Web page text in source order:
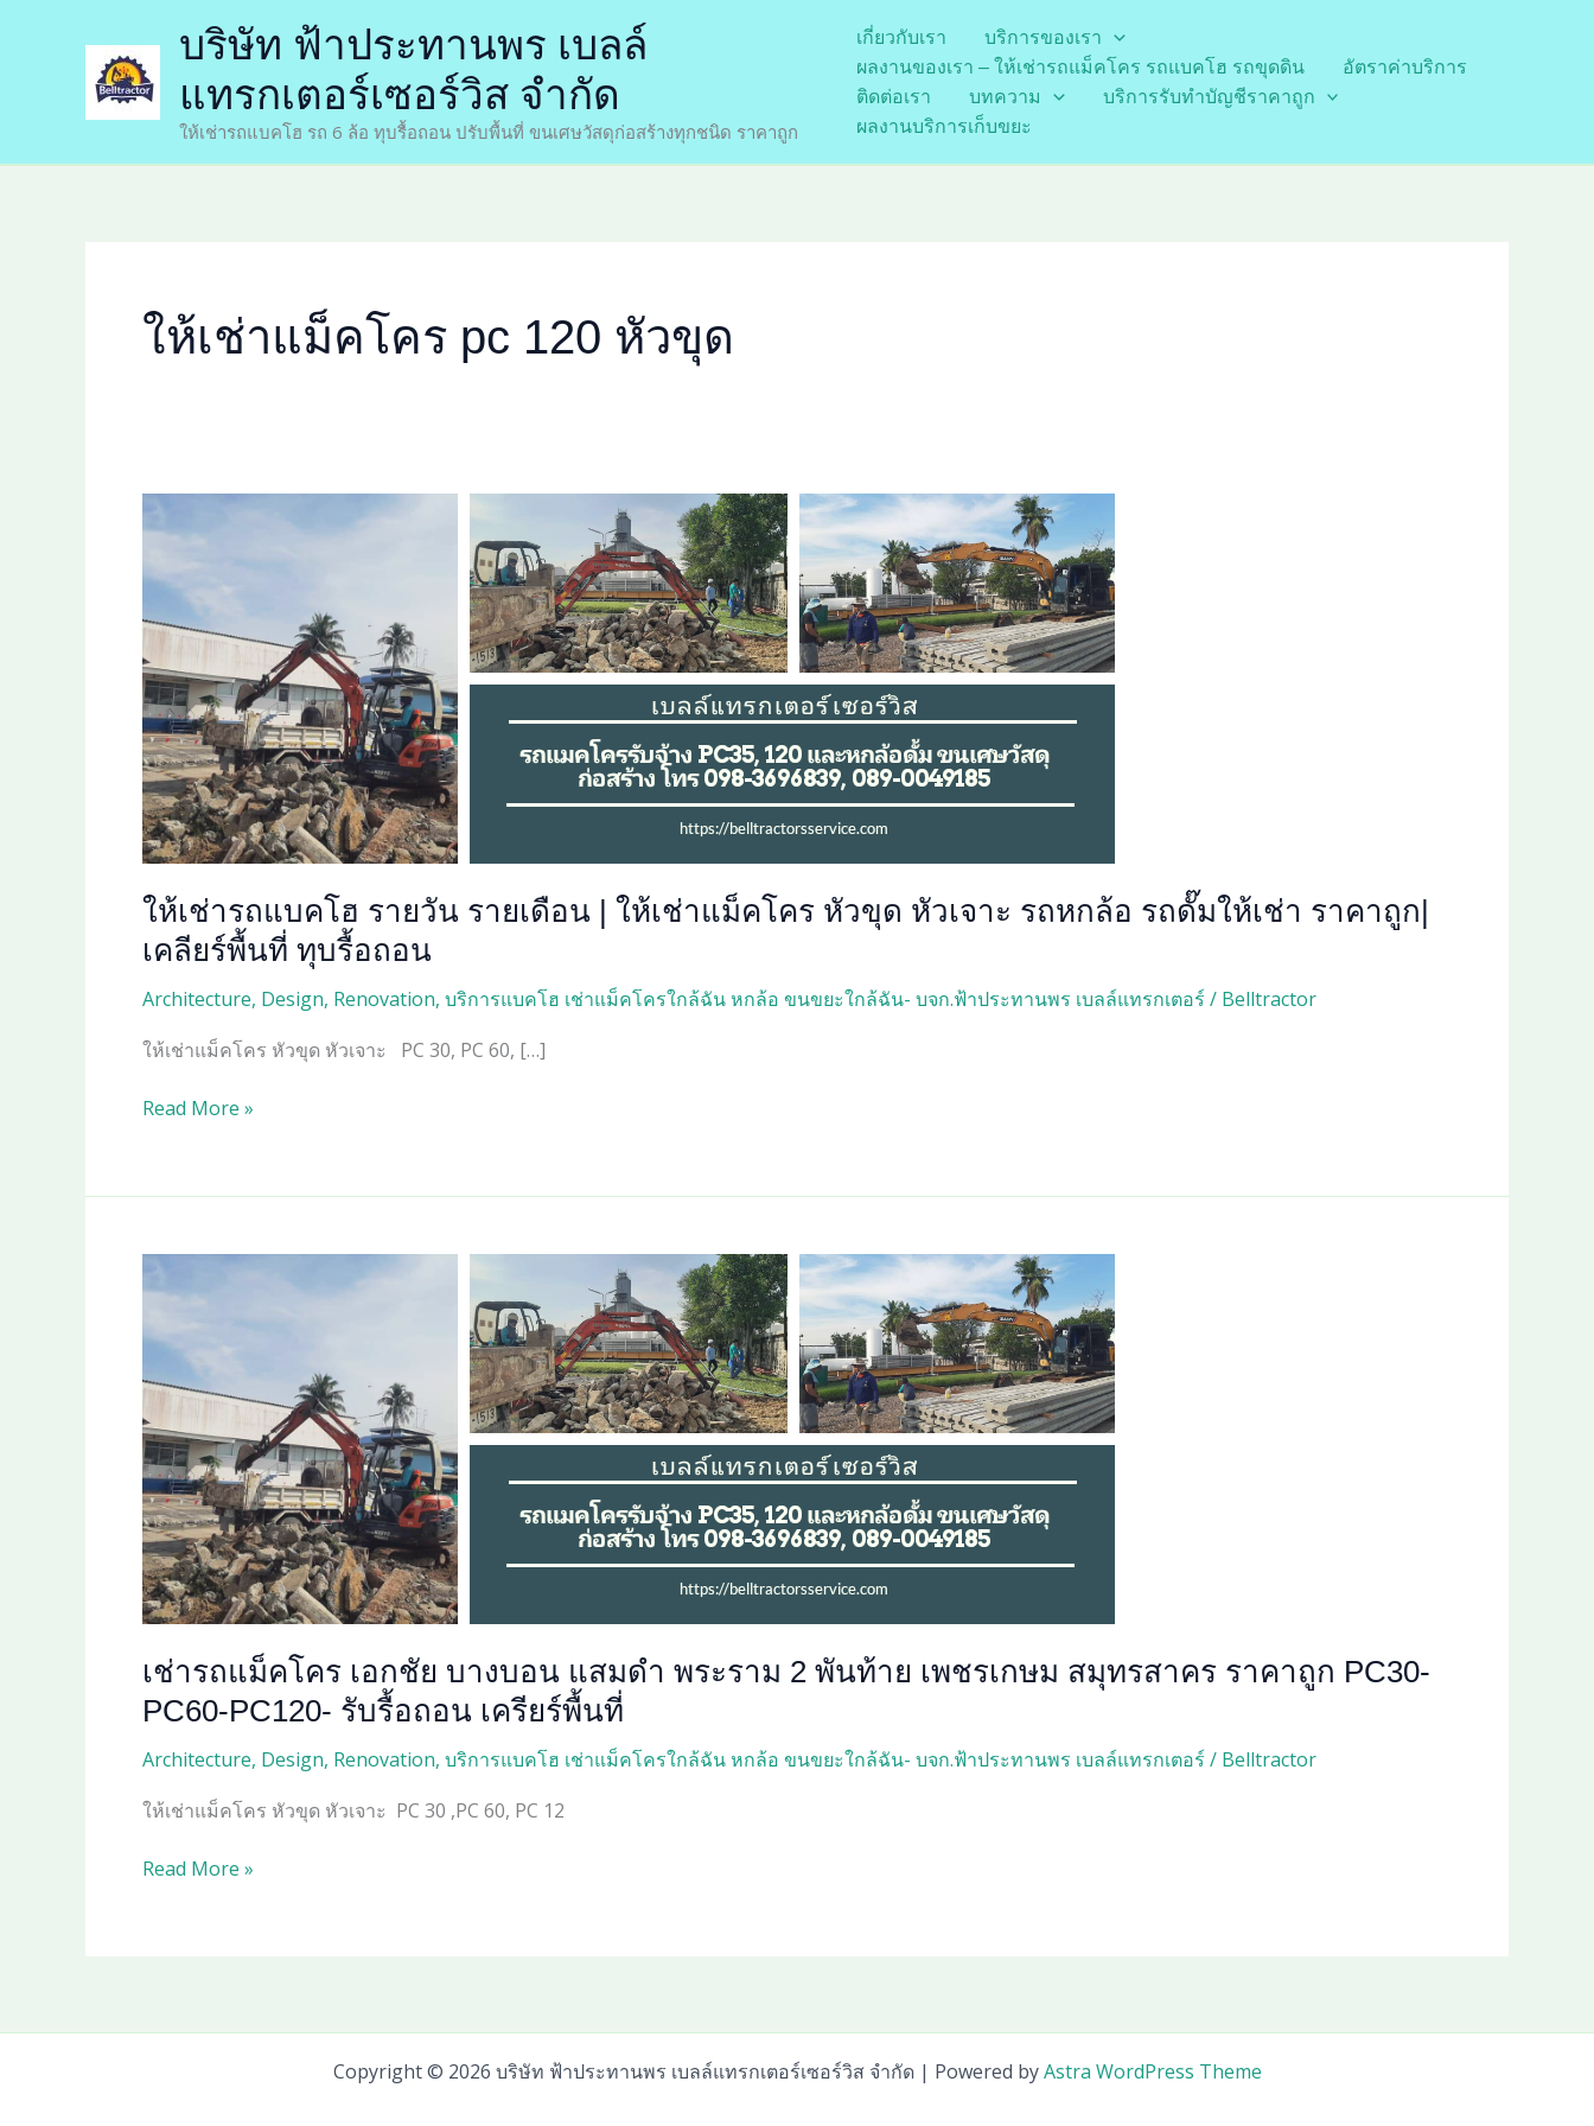
บริษัท ฟ้าประทานพร เบลล์
แทรกเตอร์เซอร์วิส จำกัด
ให้เช่ารถแบคโฮ รถ 6 ล้อ ทุบรื้อถอน ปรับพื้นที่ ขนเศษวัสดุก่อสร้างทุกชนิด ราคาถูก
เกี่ยวกับเรา
บริการของเรา
ผลงานของเรา – ให้เช่ารถแม็คโคร รถแบคโฮ รถขุดดิน
อัตราค่าบริการ
ติดต่อเรา
บทความ
บริการรับทำบัญชีราคาถูก
ผลงานบริการเก็บขยะ
ให้เช่าแม็คโคร pc 120 หัวขุด
ให้เช่ารถแบคโฮ รายวัน รายเดือน | ให้เช่าแม็คโคร หัวขุด หัวเจาะ‎ รถหกล้อ รถดั๊มให้เช่า ราคาถูก‎|
เคลียร์พื้นที่ ทุบรื้อถอน‎
Architecture, Design, Renovation, บริการแบคโฮ เช่าแม็คโครใกล้ฉัน หกล้อ ขนขยะใกล้ฉัน- บจก.ฟ้าประทานพร เบลล์แทรกเตอร์ / Belltractor
ให้เช่าแม็คโคร หัวขุด หัวเจาะ PC 30, PC 60, […]
ให้
แบค
ราย
วัน
เดือน
|
เช่า
แม็คโคร
หัว
ขุด
หัว
เจาะ‎
รถ
ล้อ
รถ
ดั๊ม
ให้
ราคา
เคลียร์
Read More »
เช่ารถแม็คโคร เอกชัย บางบอน แสมดำ พระราม 2 พันท้าย เพชรเกษม สมุทรสาคร ราคาถูก PC30-
PC60-PC120- รับรื้อถอน เครียร์พื้นที่
Architecture, Design, Renovation, บริการแบคโฮ เช่าแม็คโครใกล้ฉัน หกล้อ ขนขยะใกล้ฉัน- บจก.ฟ้าประทานพร เบลล์แทรกเตอร์ / Belltractor
ให้เช่าแม็คโคร หัวขุด หัวเจาะ PC 30 ,PC 60, PC 12
เช่า
Read More »
Copyright © 2026 บริษัท ฟ้าประทานพร เบลล์แทรกเตอร์เซอร์วิส จำกัด | Powered byAstra WordPress Theme